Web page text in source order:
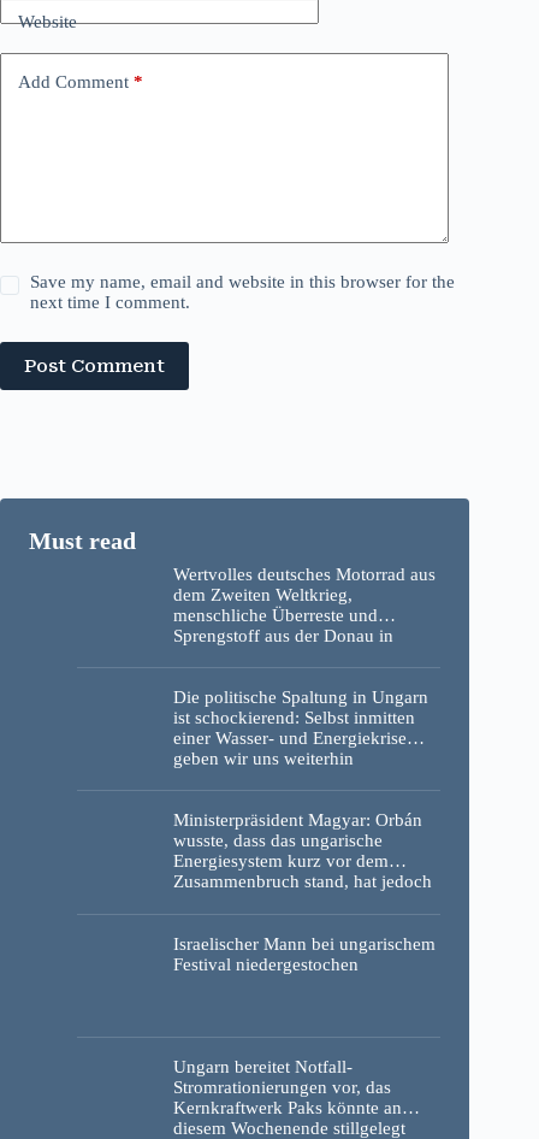
Website
Add Comment *
Save my name, email and website in this browser for the
next time I comment.
Post Comment
Wertvolles deutsches Motorrad aus
dem Zweiten Weltkrieg,
menschliche Überreste und
Sprengstoff aus der Donau in
Die politische Spaltung in Ungarn
ist schockierend: Selbst inmitten
einer Wasser- und Energiekrise
geben wir uns weiterhin
Ministerpräsident Magyar: Orbán
wusste, dass das ungarische
Energiesystem kurz vor dem
Zusammenbruch stand, hat jedoch
Israelischer Mann bei ungarischem
Festival niedergestochen
Ungarn bereitet Notfall-
Stromrationierungen vor, das
Kernkraftwerk Paks könnte an
diesem Wochenende stillgelegt